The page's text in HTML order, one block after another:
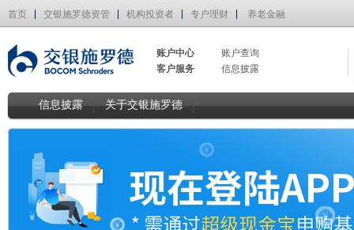
首页 交银施罗德资管 机构投资者 专户理财 养老金融
账户中心
账户查询
客户服务
信息披露
信息披露 关于交银施罗德